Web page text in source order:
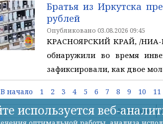
Братья из Иркутска
рублей
Опубликовано 03.08.2026 09:45
КРАСНОЯРСКИЙ КРАЙ, /НИА-
обнаружили во время
зафиксировали, как двое
В начало 1 2 3 4 5 6 7 8 9 10 11
Контакты
используется веб-